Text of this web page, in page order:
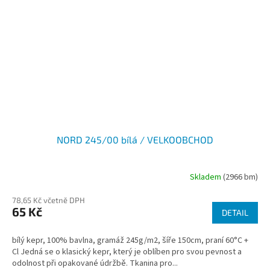
NORD 245/00 bílá / VELKOOBCHOD
Skladem (2966 bm)
78,65 Kč včetně DPH
65 Kč DETAIL
bílý kepr, 100% bavlna, gramáž 245g/m2, šíře 150cm, praní 60°C +
Cl Jedná se o klasický kepr, který je oblíben pro svou pevnost a
odolnost při opakované údržbě. Tkanina pro...